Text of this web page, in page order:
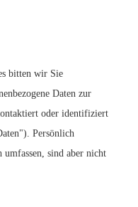
bitten wir Sie
Daten zur
oder identifiziert
Persönlich
sind aber nicht